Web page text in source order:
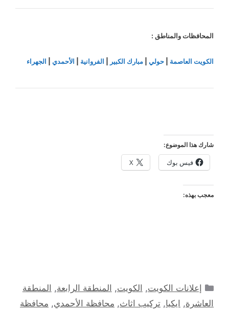
المحافظات والمناطق :
الكويت العاصمة حولي مبارك الكبير الفروانية الأحمدي الجهراء
شارك هذا الموضوع:
فيس بوك X
معجب بهذه:
التصنيفات
إعلانات الكويت, الكويت, المنطقة الرابعة, المنطقة
العاشرة, ايكيا, تركيب اثاث, محافظة الأحمدي, محافظة